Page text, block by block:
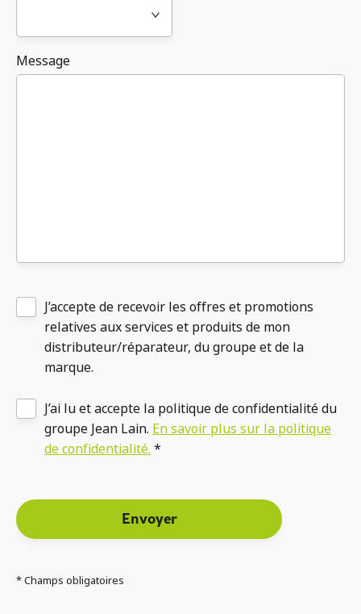
Message
J’accepte de recevoir les offres et promotions
relatives aux services et produits de mon
distributeur/réparateur, du groupe et de la
marque.
J’ai lu et accepte la politique de confidentialité du
groupe Jean Lain. En savoir plus sur la politique
de confidentialité. *
* Champs obligatoires